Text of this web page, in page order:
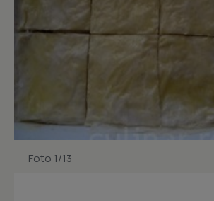
Foto 1/13